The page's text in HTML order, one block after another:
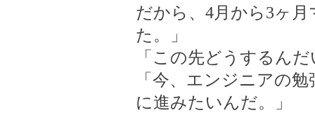
だから、4月から3ヶ
た。」
「この先どうするん
「今、エンジニアの
に進みたいんだ。」